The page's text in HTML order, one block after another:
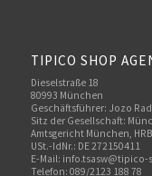
TIPICO SHOP
Dieselstraße 18
80993 München
Geschäftsführer: Jozo
Sitz der Gesellschaft:
Amtsgericht München,
USt.-IdNr.: DE 272150411
E-Mail:
Telefon: 089/2123 188 78